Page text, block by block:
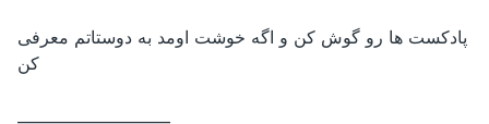
پادکست ها رو گوش کن و اگه خوشت اومد به دوستاتم معرفی
کن